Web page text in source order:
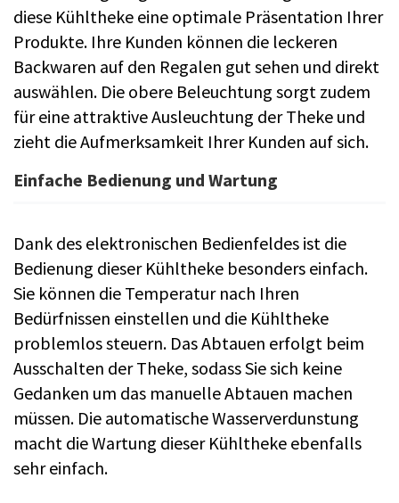
diese Kühltheke eine optimale Präsentation Ihrer
Produkte. Ihre Kunden können die leckeren
Backwaren auf den Regalen gut sehen und direkt
auswählen. Die obere Beleuchtung sorgt zudem
für eine attraktive Ausleuchtung der Theke und
zieht die Aufmerksamkeit Ihrer Kunden auf sich.
Einfache Bedienung und Wartung
Dank des elektronischen Bedienfeldes ist die
Bedienung dieser Kühltheke besonders einfach.
Sie können die Temperatur nach Ihren
Bedürfnissen einstellen und die Kühltheke
problemlos steuern. Das Abtauen erfolgt beim
Ausschalten der Theke, sodass Sie sich keine
Gedanken um das manuelle Abtauen machen
müssen. Die automatische Wasserverdunstung
macht die Wartung dieser Kühltheke ebenfalls
sehr einfach.